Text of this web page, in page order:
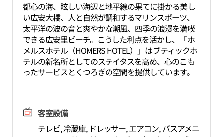
都心の海、眩しい海辺と地平線の果てに掛かる美し
い広安大橋、人と自然が調和するマリンスポーツ、
太平洋の波の音と爽やかな潮風、四季の浪漫を満喫
できる広安里ビーチ。こうした利点を活かし、「ホ
メルスホテル（HOMERS HOTEL）」はブティックホ
テルの新名所としてのステイタスを高め、心のこも
ったサービスとくつろぎの空間を提供しています。
客室設備
テレビ, 冷蔵庫, ドレッサー, エアコン, バスアメニ